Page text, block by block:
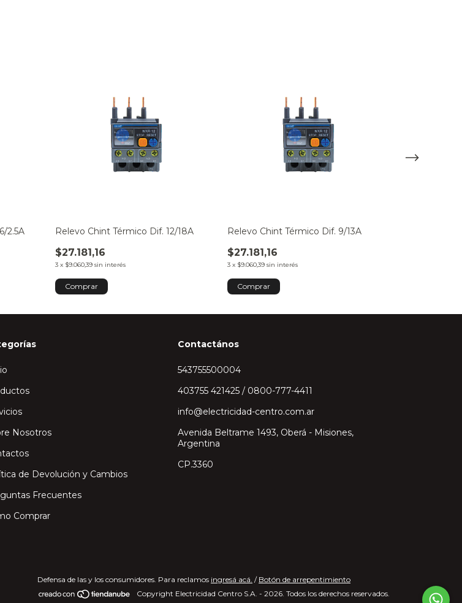
2.5A Relevo Chint Térmico Dif. 12/18A
$27.181,16
3 x $9.060,39 sin interés
Relevo Chint Térmico Dif. 9/13A
$27.181,16
3 x $9.060,39 sin interés
Nosotros
de Devolución y Cambios
Frecuentes
Comprar
Contactános
543755500004
403755 421425 / 0800-777-4411
info@electricidad-centro.com.ar
Avenida Beltrame 1493, Oberá - Misiones,
Argentina
CP.3360
Defensa de las y los consumidores. Para reclamos ingresá acá. / Botón de arrepentimiento
Copyright Electricidad Centro S.A. - 2026. Todos los derechos reservados.